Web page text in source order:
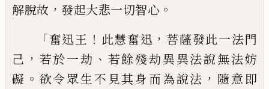
解脫故 ， 發起大悲一切智心 。
「奮迅王 ！ 此慧奮迅 ， 菩薩發此一法門
己 ， 若於一劫 、 若餘殘劫異異法說無法妨
礙 。 欲令眾生不見其身而為說法 ， 隨意即